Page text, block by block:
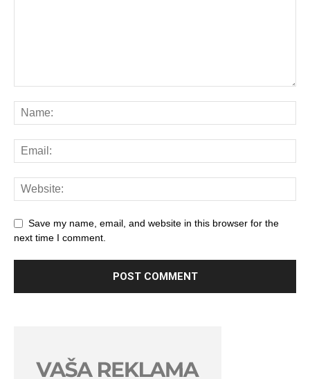
Save my name, email, and website in this browser for the
next time I comment.